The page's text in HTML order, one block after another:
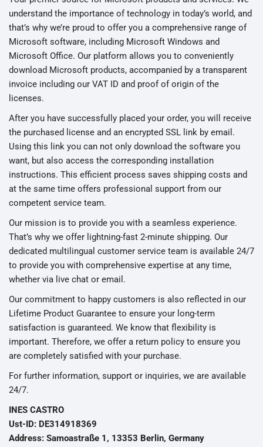
understand the importance of technology in today’s world, and
that’s why we’re proud to offer you a comprehensive range of
Microsoft software, including Microsoft Windows and
Microsoft Office. Our platform allows you to conveniently
download Microsoft products, accompanied by a transparent
invoice including our VAT ID and proof of origin of the
licenses.
After you have successfully placed your order, you will receive
the purchased license and an encrypted SSL link by email.
Using this link you can not only download the software you
want, but also access the corresponding installation
instructions. This efficient process saves shipping costs and
at the same time offers professional support from our
competent service team.
Our mission is to provide you with a seamless experience.
That’s why we offer lightning-fast 2-minute shipping. Our
dedicated multilingual customer service team is available 24/7
to provide you with comprehensive expertise at any time,
whether via live chat or email.
Our commitment to happy customers is also reflected in our
Lifetime Product Guarantee to ensure your long-term
satisfaction is guaranteed. We know that flexibility is
important. Therefore, we offer a return policy to ensure you
are completely satisfied with your purchase.
For further information, support or inquiries, we are available
24/7.
INES CASTRO
Ust-ID: DE314918369
Address: Samoastraße 1, 13353 Berlin, Germany